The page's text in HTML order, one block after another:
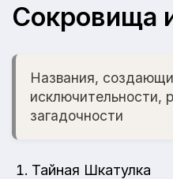
Сокровища
Названия,
исключительности,
загадочности
Тайная Шкатулка